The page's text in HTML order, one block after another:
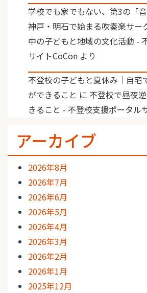
学校でも家でもない、第3の「
神戸・明石で始まる吹奏楽サー
中の子どもと地域の文化活動 -
サイトCoCon より
不登校の子どもと夏休み｜自宅
ができること に 不登校で昼夜
きること - 不登校支援ポータル
アーカイブ
2026年8月
2026年7月
2026年6月
2026年5月
2026年4月
2026年3月
2026年2月
2026年1月
2025年12月